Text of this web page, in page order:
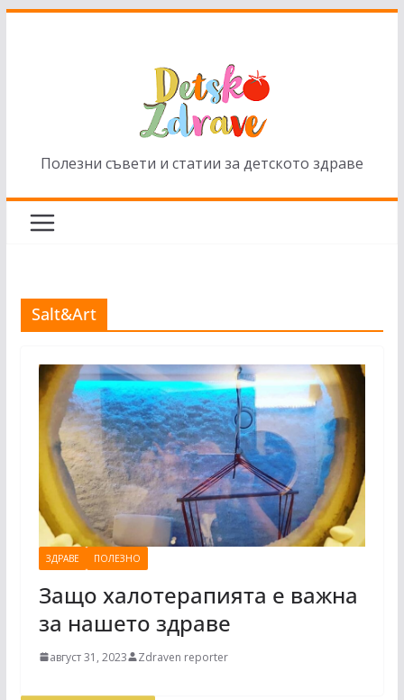
Полезни съвети и статии за детското здраве
Salt&Art
ЗДРАВЕ ПОЛЕЗНО
Защо халотерапията е важна
за нашето здраве
август 31, 2023 Zdraven reporter